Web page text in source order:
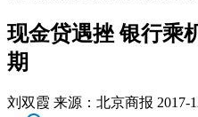
现金贷遇挫 银行乘
期
刘双霞 来源： 北京商报 2017-